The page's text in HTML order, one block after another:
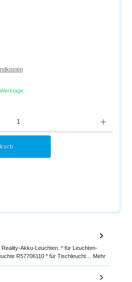
Akku-Leuchten. * für Leuchten-
R57706110 * für Tischleucht… Mehr